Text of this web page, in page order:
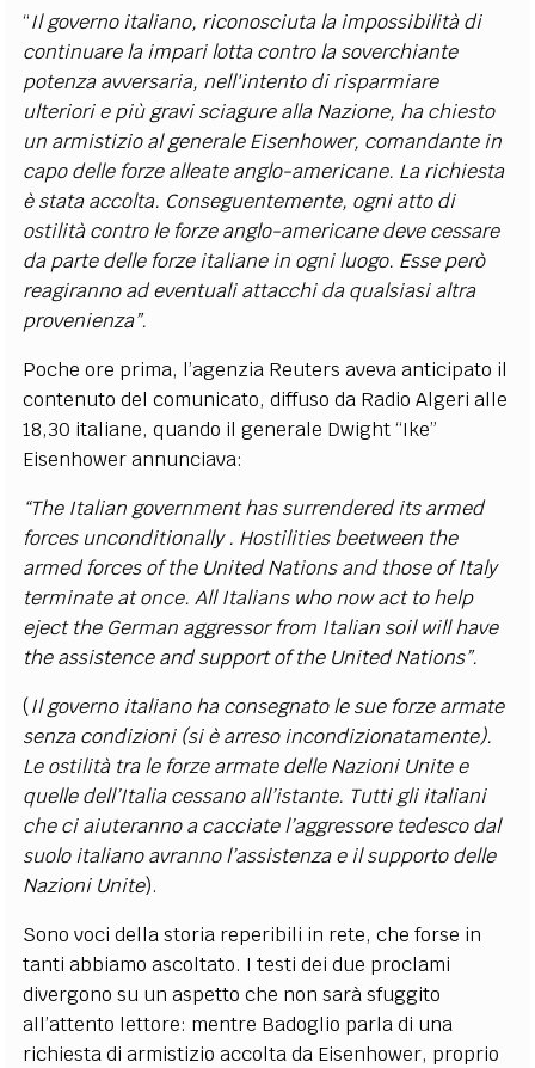
“Il governo italiano, riconosciuta la impossibilità di
continuare la impari lotta contro la soverchiante
potenza avversaria, nell'intento di risparmiare
ulteriori e più gravi sciagure alla Nazione, ha chiesto
un armistizio al generale Eisenhower, comandante in
capo delle forze alleate anglo-americane. La richiesta
è stata accolta. Conseguentemente, ogni atto di
ostilità contro le forze anglo-americane deve cessare
da parte delle forze italiane in ogni luogo. Esse però
reagiranno ad eventuali attacchi da qualsiasi altra
provenienza”.
Poche ore prima, l’agenzia Reuters aveva anticipato il
contenuto del comunicato, diffuso da Radio Algeri alle
18,30 italiane, quando il generale Dwight “Ike”
Eisenhower annunciava:
“The Italian government has surrendered its armed
forces unconditionally . Hostilities beetween the
armed forces of the United Nations and those of Italy
terminate at once. All Italians who now act to help
eject the German aggressor from Italian soil will have
the assistence and support of the United Nations”.
(Il governo italiano ha consegnato le sue forze armate
senza condizioni (si è arreso incondizionatamente).
Le ostilità tra le forze armate delle Nazioni Unite e
quelle dell’Italia cessano all’istante. Tutti gli italiani
che ci aiuteranno a cacciate l’aggressore tedesco dal
suolo italiano avranno l’assistenza e il supporto delle
Nazioni Unite).
Sono voci della storia reperibili in rete, che forse in
tanti abbiamo ascoltato. I testi dei due proclami
divergono su un aspetto che non sarà sfuggito
all’attento lettore: mentre Badoglio parla di una
richiesta di armistizio accolta da Eisenhower, proprio